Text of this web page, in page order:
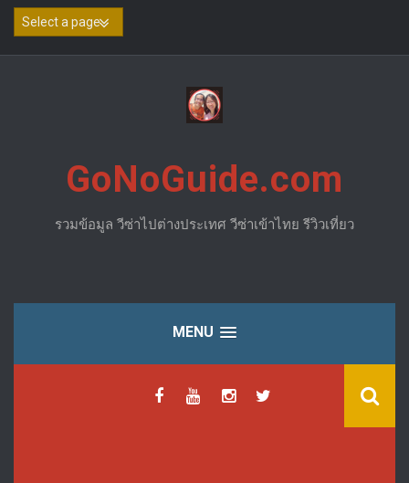
Skip
GoNoGuide.com
รวมข้อมูล วีซ่าไปต่างประเทศ วีซ่าเข้าไทย รีวิวเที่ยว
MENU